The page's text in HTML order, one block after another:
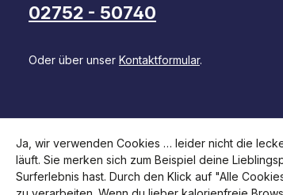
02752 - 50740
Oder über unser Kontaktformular.
Ja, wir verwenden Cookies … leider nicht die
läuft. Sie merken sich zum Beispiel deine
Surferlebnis hast. Durch den Klick auf "Alle